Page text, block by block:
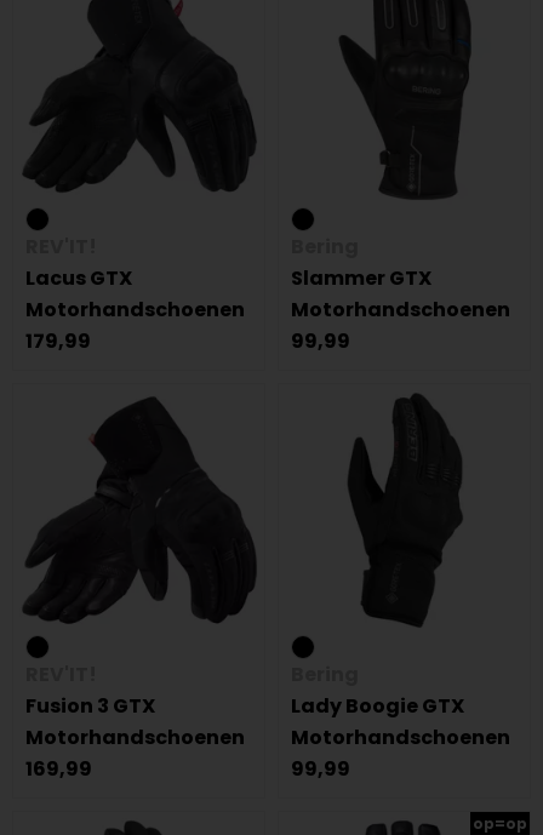
Lacus GTX
Motorhandschoenen
179,99
Slammer GTX
Motorhandschoenen
99,99
Fusion 3 GTX
Motorhandschoenen
169,99
Lady Boogie GTX
Motorhandschoenen
99,99
op=op